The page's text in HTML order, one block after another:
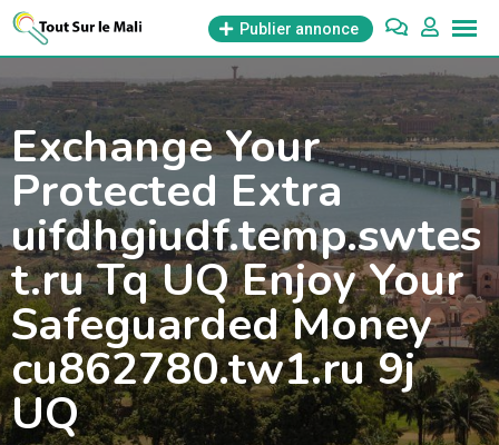
Aller
contenu
Publier annonce
Exchange Your
Protected Extra
uifdhgiudf.temp.swtes
t.ru Tq UQ Enjoy Your
Safeguarded Money
cu862780.tw1.ru 9j
UQ